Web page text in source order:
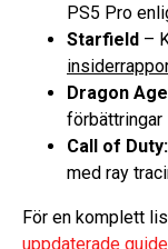
PS5 Pro
Starfield –
Dragon
förbättringar
Call of
med ray
För en komplett
uppdaterade guide